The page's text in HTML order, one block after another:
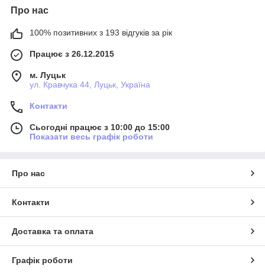
Про нас
100% позитивних з 193 відгуків за рік
Працює з 26.12.2015
м. Луцьк
ул. Кравчука 44, Луцьк, Україна
Контакти
Сьогодні працює з 10:00 до 15:00
Показати весь графік роботи
Про нас
Контакти
Доставка та оплата
Графік роботи